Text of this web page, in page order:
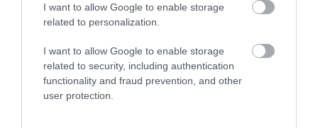
I want to allow Google to enable storage
related to personalization.
I want to allow Google to enable storage
related to security, including authentication
functionality and fraud prevention, and other
user protection.
Η νέα ανάρτηση του Θ.Αυγερινού για την
«Ελπίδα» μετά τις αποχωρήσεις της
Μ.Ιωαννίδου και της Κ.Μουτσάτσου
(βίντεο)
04.08.2026 | 20:53